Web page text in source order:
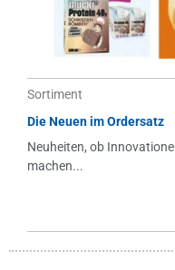
Sortiment
Die Neuen im Ordersatz
Neuheiten, ob
machen...